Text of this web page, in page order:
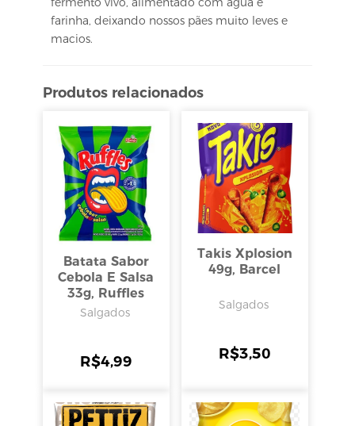
farinha, deixando nossos pães muito leves e
macios.
Produtos relacionados
Batata Sabor
Cebola E Salsa
33g, Ruffles
Salgados
R$4,99
Takis Xplosion
49g, Barcel
Salgados
R$3,50